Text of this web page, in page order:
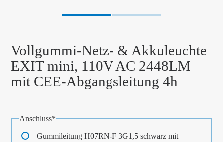
Vollgummi-Netz- & Akkuleuchte
EXIT mini, 110V AC 2448LM
mit CEE-Abgangsleitung 4h
Pflichtfeld
Anschluss*
Gummileitung H07RN-F 3G1,5 schwarz mit